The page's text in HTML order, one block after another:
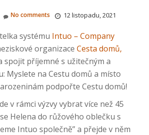
12 listopadu, 2021
No comments
systému Intuo – Company
organizace Cesta domů,
spojit příjemné s užitečným a
Myslete na Cestu domů a místo
podpořte Cestu domů!
v rámci výzvy vybrat více než 45
Helena do růžového oblečku s
Intuo společně” a přejde v něm